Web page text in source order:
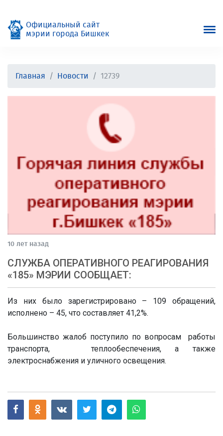
Официальный сайт
мэрии города Бишкек
Главная Новости 12739
10 лет назад
СЛУЖБА ОПЕРАТИВНОГО РЕАГИРОВАНИЯ
«185» МЭРИИ СООБЩАЕТ:
Из них было зарегистрировано – 109 обращений,
исполнено – 45, что составляет 41,2%.
Большинство жалоб поступило по вопросам работы
транспорта, теплообеспечения, а также
электроснабжения и уличного освещения.